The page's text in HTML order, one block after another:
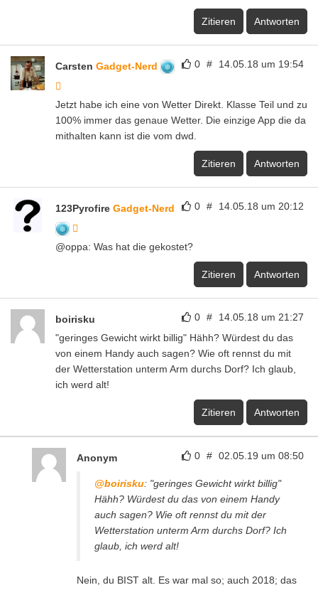
Zitieren Antworten
0 # 14.05.18 um 19:54
Carsten Gadget-Nerd
Jetzt habe ich eine von Wetter Direkt. Klasse Teil und zu
100% immer das genaue Wetter. Die einzige App die da
mithalten kann ist die vom dwd.
Zitieren Antworten
0 # 14.05.18 um 20:12
123Pyrofire Gadget-Nerd
@oppa: Was hat die gekostet?
Zitieren Antworten
0 # 14.05.18 um 21:27
boirisku
"geringes Gewicht wirkt billig" Hähh? Würdest du das
von einem Handy auch sagen? Wie oft rennst du mit
der Wetterstation unterm Arm durchs Dorf? Ich glaub,
ich werd alt!
Zitieren Antworten
0 # 02.05.19 um 08:50
Anonym
@boirisku: "geringes Gewicht wirkt billig"
Hähh? Würdest du das von einem Handy
auch sagen? Wie oft rennst du mit der
Wetterstation unterm Arm durchs Dorf? Ich
glaub, ich werd alt!
Nein, du BIST alt. Es war mal so; auch 2018; das